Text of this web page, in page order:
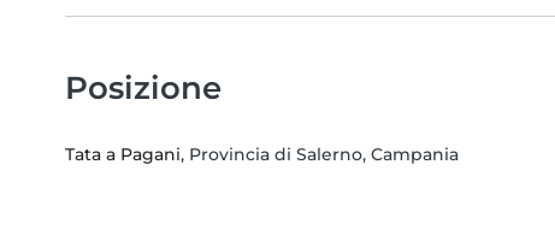
Posizione
Tata a Pagani, Provincia di Salerno, Campania